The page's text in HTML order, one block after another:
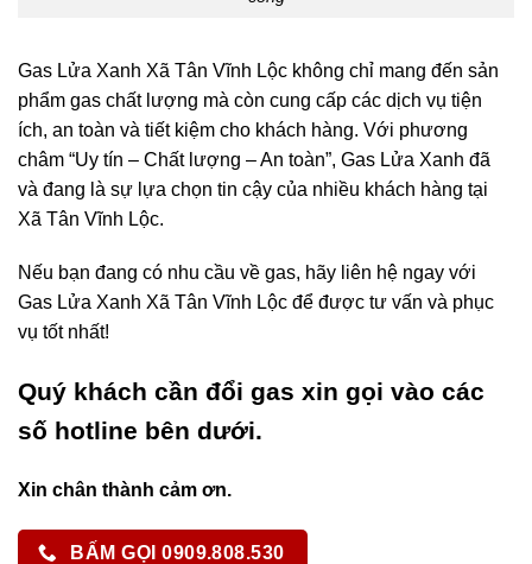
Gas Lửa Xanh Xã Tân Vĩnh Lộc không chỉ mang đến sản
phẩm gas chất lượng mà còn cung cấp các dịch vụ tiện
ích, an toàn và tiết kiệm cho khách hàng. Với phương
châm “Uy tín – Chất lượng – An toàn”, Gas Lửa Xanh đã
và đang là sự lựa chọn tin cậy của nhiều khách hàng tại
Xã Tân Vĩnh Lộc.
Nếu bạn đang có nhu cầu về gas, hãy liên hệ ngay với
Gas Lửa Xanh Xã Tân Vĩnh Lộc để được tư vấn và phục
vụ tốt nhất!
Quý khách cần đổi gas xin gọi vào các
số hotline bên dưới.
Xin chân thành cảm ơn.
BẤM GỌI 0909.808.530